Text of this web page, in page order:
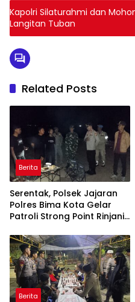
Kapolri Silaturahmi dan
Langitan Tuban
Related Posts
Berita
Serentak, Polsek Jajaran
Polres Bima Kota Gelar
Patroli Strong Point Rinjani
Berita